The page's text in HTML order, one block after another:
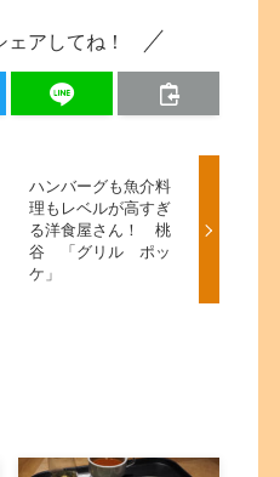
アしてね！
ハンバーグも魚介料
理もレベルが高すぎ
る洋食屋さん！ 桃
谷 「グリル ポッ
ケ」